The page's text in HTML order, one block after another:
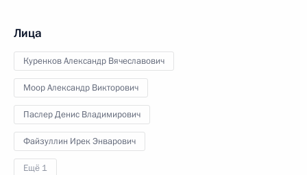
Лица
Куренков Александр Вячеславович
Моор Александр Викторович
Паслер Денис Владимирович
Файзуллин Ирек Энварович
Ещё 1